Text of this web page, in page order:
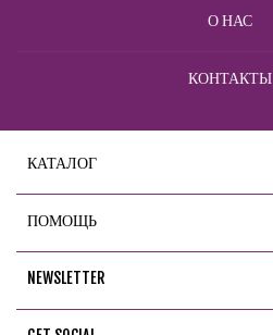
О НАС
КОНТАКТЫ
КАТАЛОГ
ПОМОЩЬ
NEWSLETTER